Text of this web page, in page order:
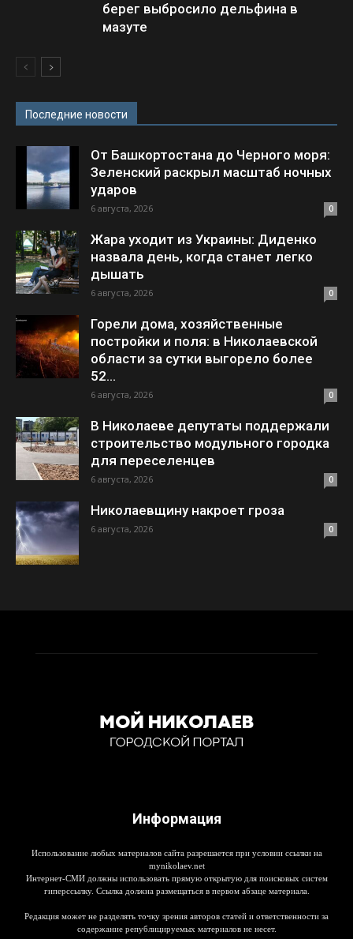
берег выбросило дельфина в
мазуте
Последние новости
От Башкортостана до Черного моря:
Зеленский раскрыл масштаб ночных
ударов
6 августа, 2026 0
Жара уходит из Украины: Диденко
назвала день, когда станет легко
дышать
6 августа, 2026 0
Горели дома, хозяйственные
постройки и поля: в Николаевской
области за сутки выгорело более
52...
6 августа, 2026 0
В Николаеве депутаты поддержали
строительство модульного городка
для переселенцев
6 августа, 2026 0
Николаевщину накроет гроза
6 августа, 2026 0
Информация
Использование любых материалов сайта разрешается при условии ссылки на
mynikolaev.net
Интернет-СМИ должны использовать прямую открытую для поисковых систем
гиперссылку. Ссылка должна размещаться в первом абзаце материала.
Редакция может не разделять точку зрения авторов статей и ответственности за
содержание републицируемых материалов не несет.